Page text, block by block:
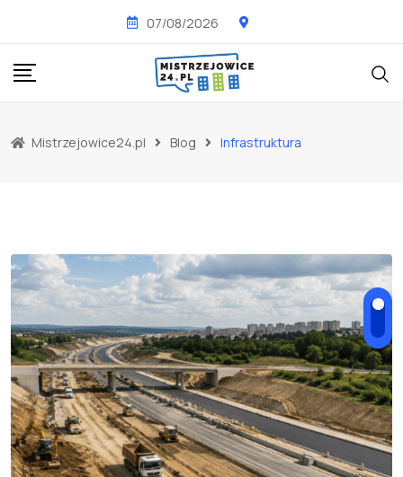
content
07/08/2026
Mistrzejowice24.pl Blog Infrastruktura